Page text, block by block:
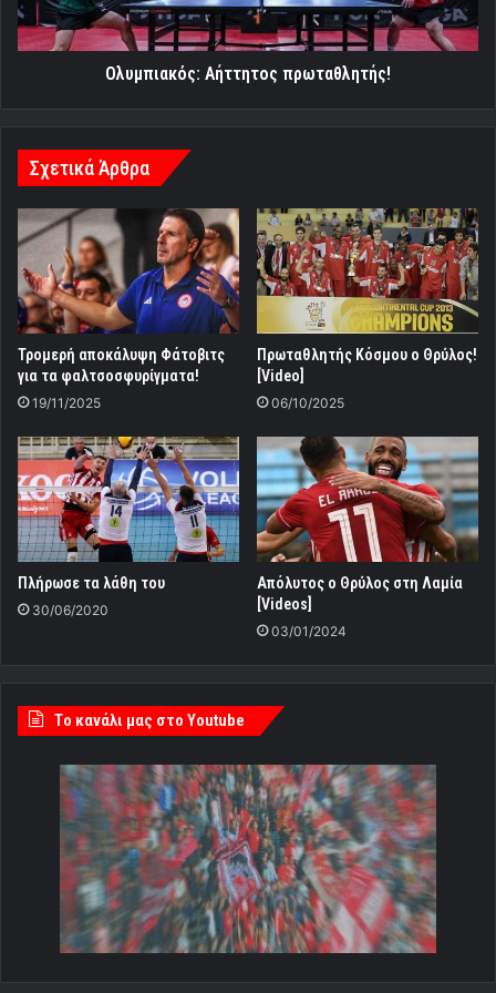
Ολυμπιακός: Αήττητος πρωταθλητής!
Σχετικά Άρθρα
Τρομερή αποκάλυψη Φάτοβιτς
για τα φαλτσοσφυρίγματα!
19/11/2025
Πρωταθλητής Κόσμου ο Θρύλος!
[Video]
06/10/2025
Πλήρωσε τα λάθη του
30/06/2020
Απόλυτος ο Θρύλος στη Λαμία
[Videos]
03/01/2024
Tο κανάλι μας στο Youtube